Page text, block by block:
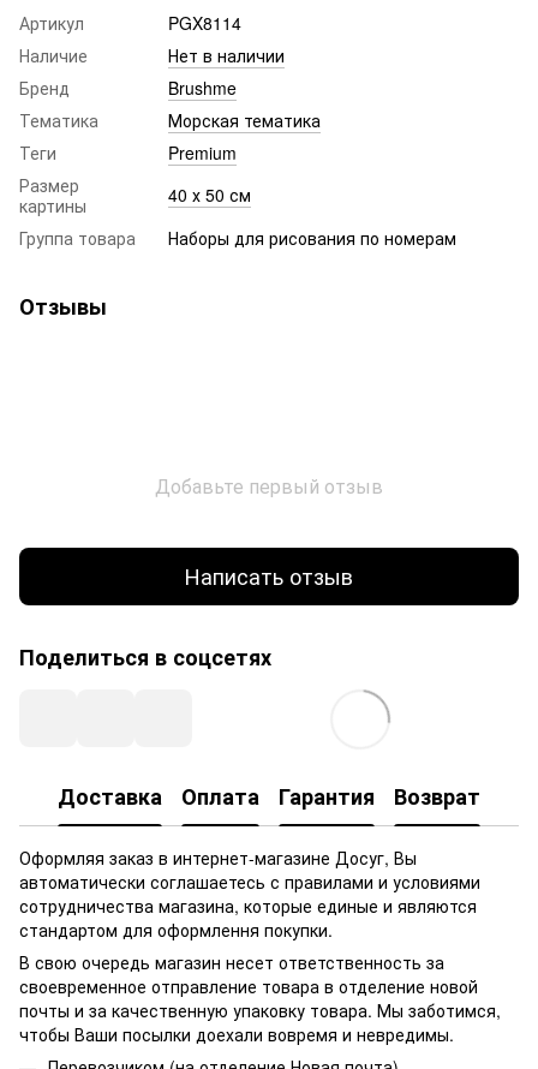
Артикул
PGX8114
Наличие
Нет в наличии
Бренд
Brushme
Тематика
Морская тематика
Теги
Premium
Размер
картины
40 х 50 см
Группа товара
Наборы для рисования по номерам
Отзывы
Добавьте первый отзыв
Написать отзыв
Поделиться в соцсетях
Доставка Оплата Гарантия Возврат
Оформляя заказ в интернет-магазине Досуг, Вы
автоматически соглашаетесь с правилами и условиями
сотрудничества магазина, которые единые и являются
стандартом для оформлення покупки.
В свою очередь магазин несет ответственность за
своевременное отправление товара в отделение новой
почты и за качественную упаковку товара. Мы заботимся,
чтобы Ваши посылки доехали вовремя и невредимы.